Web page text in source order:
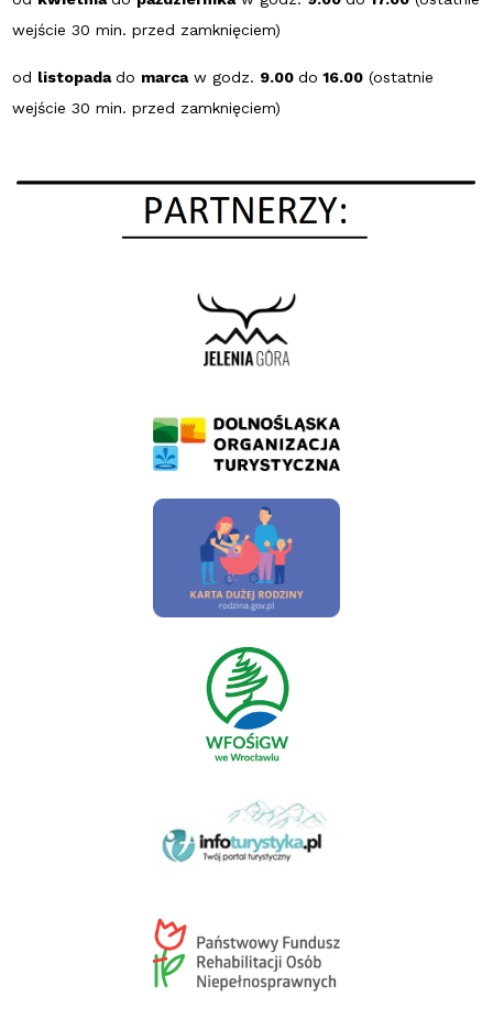
wejście 30 min. przed zamknięciem)
od listopadado marcaw godz. 9.00do 16.00 (ostatnie
wejście 30 min. przed zamknięciem)